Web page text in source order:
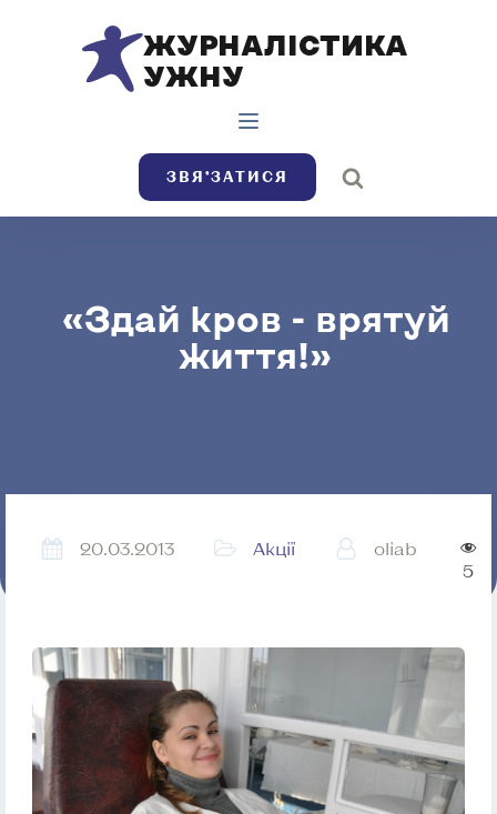
ЖУРНАЛІСТИКА
УЖНУ
ЗВЯ’ЗАТИСЯ
«Здай кров - врятуй
життя!»
20.03.2013 Акції
oliab
5